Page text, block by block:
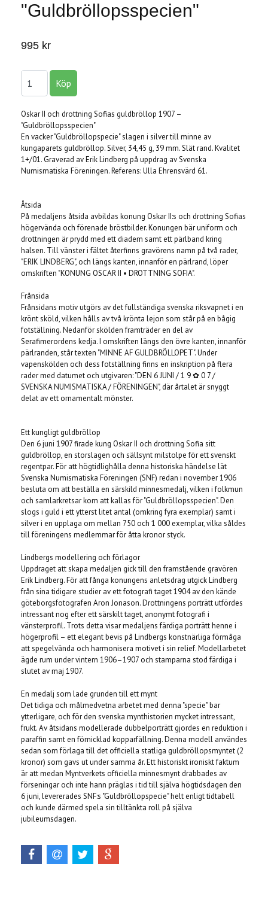
"Guldbröllopsspecien"
995 kr
Oskar II och drottning Sofias guldbröllop 1907 –
"Guldbröllopsspecien"
En vacker "Guldbröllopspecie" slagen i silver till minne av
kungaparets guldbröllop. Silver, 34,45 g, 39 mm. Slät rand. Kvalitet
1+/01. Graverad av Erik Lindberg på uppdrag av Svenska
Numismatiska Föreningen. Referens: Ulla Ehrensvärd 61.
Åtsida
På medaljens åtsida avbildas konung Oskar II:s och drottning Sofias
högervända och förenade bröstbilder. Konungen bär uniform och
drottningen är prydd med ett diadem samt ett pärlband kring
halsen. Till vänster i fältet återfinns gravörens namn på två rader,
"ERIK LINDBERG", och längs kanten, innanför en pärlrand, löper
omskriften "KONUNG OSCAR II • DROTTNING SOFIA".
Frånsida
Frånsidans motiv utgörs av det fullständiga svenska riksvapnet i en
krönt sköld, vilken hålls av två krönta lejon som står på en bågig
fotställning. Nedanför skölden framträder en del av
Serafimerordens kedja. I omskriften längs den övre kanten, innanför
pärlranden, står texten "MINNE AF GULDBRÖLLOPET". Under
vapenskölden och dess fotställning finns en inskription på flera
rader med datumet och utgivaren: "DEN 6 JUNI / 1 9 ✿ 0 7 /
SVENSKA NUMISMATISKA / FÖRENINGEN", där årtalet är snyggt
delat av ett ornamentalt mönster.
Ett kungligt guldbröllop
Den 6 juni 1907 firade kung Oskar II och drottning Sofia sitt
guldbröllop, en storslagen och sällsynt milstolpe för ett svenskt
regentpar. För att högtidlighålla denna historiska händelse lät
Svenska Numismatiska Föreningen (SNF) redan i november 1906
besluta om att beställa en särskild minnesmedalj, vilken i folkmun
och samlarkretsar kom att kallas för "Guldbröllopsspecien". Den
slogs i guld i ett ytterst litet antal (omkring fyra exemplar) samt i
silver i en upplaga om mellan 750 och 1 000 exemplar, vilka såldes
till föreningens medlemmar för åtta kronor styck.
Lindbergs modellering och förlagor
Uppdraget att skapa medaljen gick till den framstående gravören
Erik Lindberg. För att fånga konungens anletsdrag utgick Lindberg
från sina tidigare studier av ett fotografi taget 1904 av den kände
göteborgsfotografen Aron Jonason. Drottningens porträtt utfördes
intressant nog efter ett särskilt taget, anonymt fotografi i
vänsterprofil. Trots detta visar medaljens färdiga porträtt henne i
högerprofil – ett elegant bevis på Lindbergs konstnärliga förmåga
att spegelvända och harmonisera motivet i sin relief. Modellarbetet
ägde rum under vintern 1906–1907 och stamparna stod färdiga i
slutet av maj 1907.
En medalj som lade grunden till ett mynt
Det tidiga och målmedvetna arbetet med denna "specie" bar
ytterligare, och för den svenska mynthistorien mycket intressant,
frukt. Av åtsidans modellerade dubbelporträtt gjordes en reduktion i
paraffin samt en förnicklad kopparfällning. Denna modell användes
sedan som förlaga till det officiella statliga guldbröllopsmyntet (2
kronor) som gavs ut under samma år. Ett historiskt ironiskt faktum
är att medan Myntverkets officiella minnesmynt drabbades av
förseningar och inte hann präglas i tid till själva högtidsdagen den
6 juni, levererades SNF:s "Guldbröllopspecie" helt enligt tidtabell
och kunde därmed spela sin tilltänkta roll på själva
jubileumsdagen.